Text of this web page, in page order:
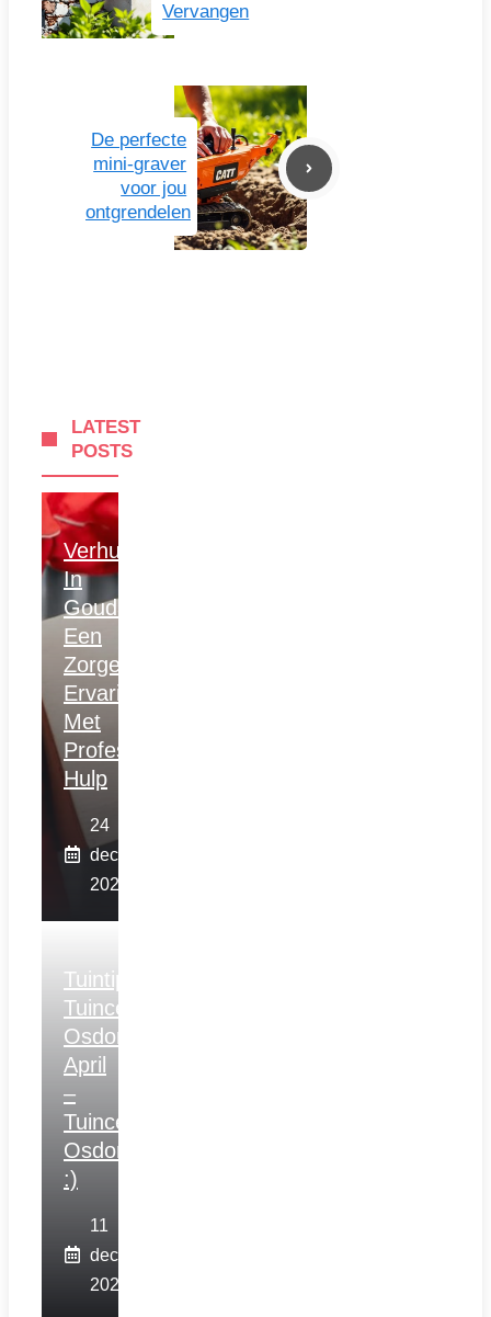
Vervangen
De perfecte
mini-graver
voor jou
ontgrendelen
LATEST
POSTS
Verhuizen
In
Gouda:
Een
Zorgeloze
Ervaring
Met
Professionele
Hulp
24
december
2025
Tuintips
Tuincentrum
Osdorp
April
–
Tuincentrum
Osdorp
:)
11
december
2025